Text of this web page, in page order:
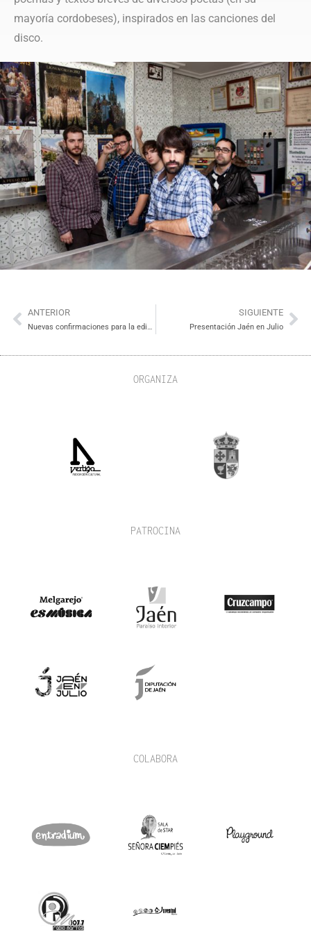
mayoría cordobeses), inspirados en las canciones del
disco.
ANTERIOR
Nuevas confirmaciones para la edición de 2014
SIGUIENTE
Presentación Jaén en Julio
ORGANIZA
PATROCINA
COLABORA